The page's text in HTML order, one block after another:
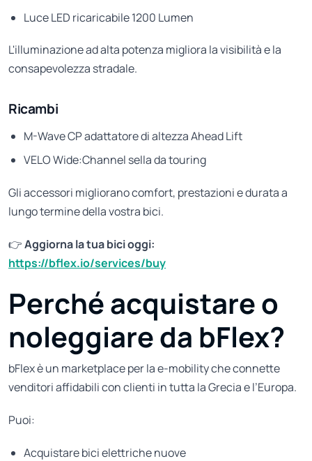
Luce LED ricaricabile 1200 Lumen
L'illuminazione ad alta potenza migliora la visibilità e la
consapevolezza stradale.
Ricambi
M-Wave CP adattatore di altezza Ahead Lift
VELO Wide:Channel sella da touring
Gli accessori migliorano comfort, prestazioni e durata a
lungo termine della vostra bici.
👉Aggiorna la tua bici oggi:
https://bflex.io/services/buy
Perché acquistare o
noleggiare da bFlex?
bFlex è un marketplace per la e-mobility che connette
venditori affidabili con clienti in tutta la Grecia e l’Europa.
Puoi:
Acquistare bici elettriche nuove